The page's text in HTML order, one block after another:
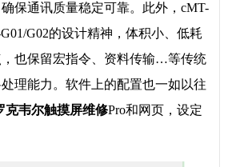
保通讯质量稳定可靠。此外，cMT-
G02的设计精神，体积小、低耗
也保留宏指令、资料传输…等传统
理能力。软件上的配置也一如以往
克韦尔触摸屏维修Pro和网页，设定